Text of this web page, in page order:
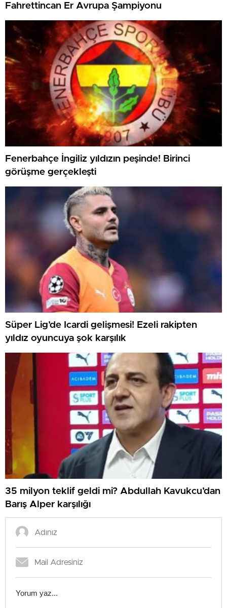
Fahrettincan Er Avrupa Şampiyonu
Fenerbahçe İngiliz yıldızın peşinde! Birinci
görüşme gerçekleşti
Süper Lig’de Icardi gelişmesi! Ezeli rakipten
yıldız oyuncuya şok karşılık
35 milyon teklif geldi mi? Abdullah Kavukcu’dan
Barış Alper karşılığı